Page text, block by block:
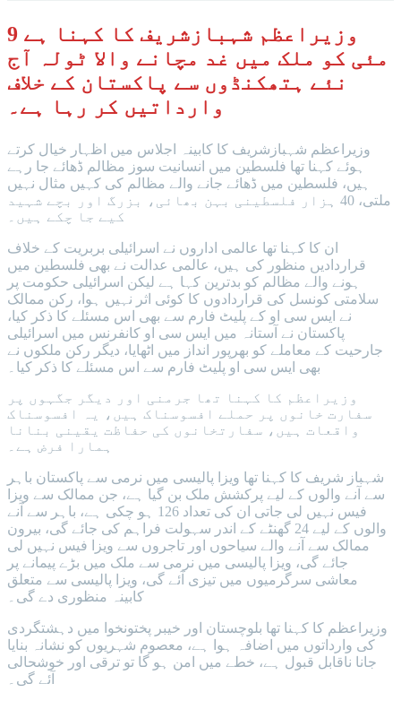
وزیراعظم شہبازشریف کا کہنا ہے 9
مئی کو ملک میں غد مچانے والا ٹولہ آج
نئے ہتھکنڈوں سے پاکستان کے خلاف
وارداتیں کر رہا ہے۔
وزیراعظم شہبازشریف کا کابینہ اجلاس میں اظہار خیال کرتے
ہوئے کہنا تھا فلسطین میں انسانیت سوز مظالم ڈھائے جا رہے
ہیں، فلسطین میں ڈھائے جانے والے مظالم کی کہیں مثال نہیں
ملتی، 40 ہزار فلسطینی بہن بھائی، بزرگ اور بچے شہید
کیے جا چکے ہیں۔
ان کا کہنا تھا عالمی اداروں نے اسرائیلی بربریت کے خلاف
قراردادیں منظور کی ہیں، عالمی عدالت نے بھی فلسطین میں
ہونے والے مظالم کو بدترین کہا ہے لیکن اسرائیلی حکومت پر
سلامتی کونسل کی قراردادوں کا کوئی اثر نہیں ہوا، رکن ممالک
نے ایس سی او کے پلیٹ فارم سے بھی اس مسئلے کا ذکر کیا،
پاکستان نے آستانہ میں ایس سی او کانفرنس میں اسرائیلی
جارحیت کے معاملے کو بھرپور انداز میں اٹھایا، دیگر رکن ملکوں نے
بھی ایس سی او پلیٹ فارم سے اس مسئلے کا ذکر کیا۔
وزیراعظم کا کہنا تھا جرمنی اور دیگر جگہوں پر
سفارت خانوں پر حملے افسوسناک ہیں، یہ افسوسناک
واقعات ہیں، سفارتخانوں کی حفاظت یقینی بنانا
ہمارا فرض ہے۔
شہباز شریف کا کہنا تھا ویزا پالیسی میں نرمی سے پاکستان باہر
سے آنے والوں کے لیے پرکشش ملک بن گیا ہے، جن ممالک سے ویزا
فیس نہیں لی جاتی ان کی تعداد 126 ہو چکی ہے، باہر سے آنے
والوں کے لیے 24 گھنٹے کے اندر سہولت فراہم کی جائے گی، بیرون
ممالک سے آنے والے سیاحوں اور تاجروں سے ویزا فیس نہیں لی
جائے گی، ویزا پالیسی میں نرمی سے ملک میں بڑے پیمانے پر
معاشی سرگرمیوں میں تیزی آئے گی، ویزا پالیسی سے متعلق
کابینہ منظوری دے گی۔
وزیراعظم کا کہنا تھا بلوچستان اور خیبر پختونخوا میں دہشتگردی
کی وارداتوں میں اضافہ ہوا ہے، معصوم شہریوں کو نشانہ بنایا
جانا ناقابل قبول ہے، خطے میں امن ہو گا تو ترقی اور خوشحالی
آئے گی۔